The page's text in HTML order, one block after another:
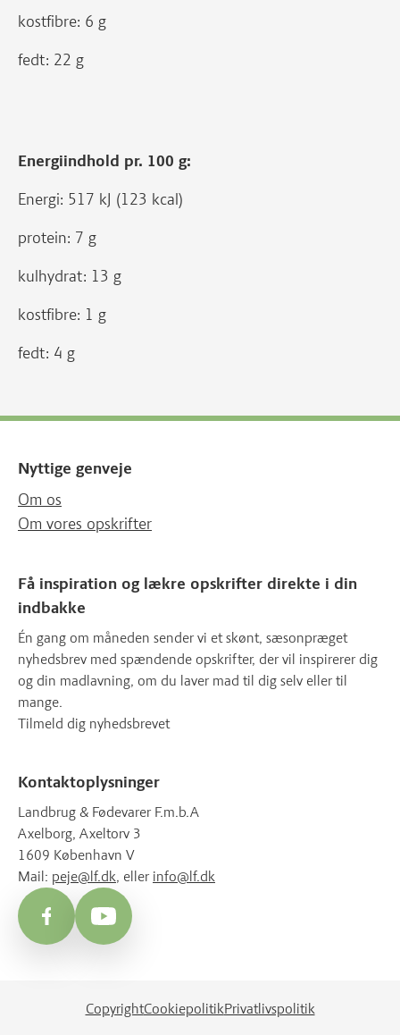
kostfibre: 6 g
fedt: 22 g
Energiindhold pr. 100 g:
Energi: 517 kJ (123 kcal)
protein: 7 g
kulhydrat: 13 g
kostfibre: 1 g
fedt: 4 g
Nyttige genveje
Om os
Om vores opskrifter
Få inspiration og lækre opskrifter direkte i din
indbakke
Én gang om måneden sender vi et skønt, sæsonpræget
nyhedsbrev med spændende opskrifter, der vil inspirerer dig
og din madlavning, om du laver mad til dig selv eller til
mange.
Tilmeld dig nyhedsbrevet
Kontaktoplysninger
Landbrug & Fødevarer F.m.b.A
Axelborg, Axeltorv 3
1609 København V
Mail: peje@lf.dk, eller info@lf.dk
FacebookYouTube
CopyrightCookiepolitikPrivatlivspolitik